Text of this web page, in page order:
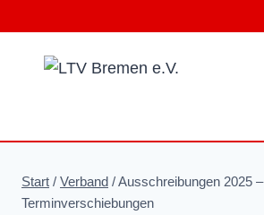
Inhalt
springen
Start / Verband /Ausschreibungen 2025 –
Terminverschiebungen